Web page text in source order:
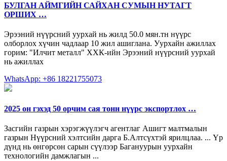
БУЛГАН АЙМГИЙН САЙХАН СУМЫН НУТАГТ
ОРШИХ …
Эрээний нүүрсний уурхай нь жилд 50.0 мян.тн нүүрс
олборлох хүчин чадлаар 10 жил ашиглана. Уурхайн ажиллах
горим: "Илчит металл" ХХК-ийн Эрээний нүүрсний уурхай
нь ажиллах
WhatsApp: +86 18221755073
2025 он гэхэд 50 орчим сая тонн нүүрс экспортлох …
Засгийн газрын хэрэгжүүлэгч агентлаг Ашигт малтмалын
газрын Нүүрсний хэлтсийн дарга Б.Алтсүхтэй ярилцлаа. ... Үр
дүнд нь өнгөрсөн сарын сүүлээр Багануурын уурхайн
технологийн дамжлагын ...